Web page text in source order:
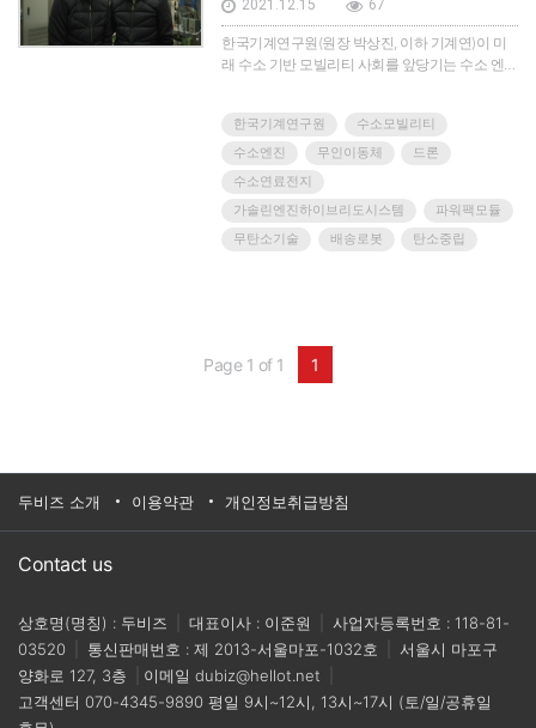
2021.12.15 67
한국기계연구원(원장 박상진, 이하 기계연)이 미
래 수소 기반 모빌리티 사회를 앞당기는 수소 엔진
을 위한 5㎾급 소형 수소 엔진을 개발했다고 밝혔
다.국내에서 무인이동체 전력원으로 사용할 수 있
는 소형 수소 엔진을 개발한 것은 이번이 처음이
다. 현재 드론과 같은 무인이동체 전력원은 대부분
배터리를 사용하고 있는데, 최근 장기 체공을 위해
가솔린 엔진 하이브리드 시스템, 수소 연료전지 시
엔진은 최대 7㎾ 이상의 출력을 달성했으며, 파워
팩 모듈 개발을 위해 제작한 발전기 및 정류기는 5
㎾ 이상의 출력을 확보했다. 이는 시중의 20~30㎏
있는 컨셉의 파워팩 시작품 (사진 제공: 한국기계
연구원)▲ 5㎾급 소형 수소 엔진 시작품(왼쪽)과
탄소를 배출하지 않는 친환경 무탄소 기술이라는
점도 눈길을 끈다.향후 소형 수소 엔진의 신뢰성
확보를 위한 연구와 더불어 엔진에 발전기를 결합
한 파워팩 모듈 개발 추가 연구를 통해 산업용 드
론의 비행시간 증가와 임무 범위 확대 등에 적용할
한국기계연구원
수소모빌리티
수소엔진
무인이동체
드론
수소연료전지
가솔린엔진하이브리도시스템
파워팩모듈
무탄소기술
배송로봇 탄소중립
Page 1 of 1 1
두비즈 소개 이용약관 개인정보취급방침
Contact us
상호명(명칭) : 두비즈 대표이사 : 이준원
사업자등록번호 : 118-81-
03520
통신판매번호 : 제 2013-서울마포-1032호
서울시 마포구
양화로 127, 3층
이메일 dubiz@hellot.net
고객센터 070-4345-9890 평일 9시~12시, 13시~17시 (토/일/공휴일